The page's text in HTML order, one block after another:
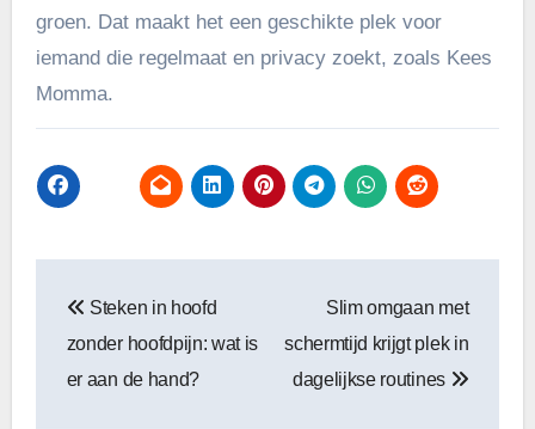
groen. Dat maakt het een geschikte plek voor
iemand die regelmaat en privacy zoekt, zoals Kees
Momma.
navigatie
Steken in hoofd
zonder hoofdpijn: wat is
er aan de hand?
Slim omgaan met
schermtijd krijgt plek in
dagelijkse routines